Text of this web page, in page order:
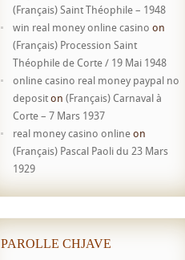
(Français) Saint Théophile – 1948
win real money online casino on
(Français) Procession Saint
Théophile de Corte / 19 Mai 1948
online casino real money paypal no
depositon (Français) Carnaval à
Corte – 7 Mars 1937
real money casino onlineon
(Français) Pascal Paoli du 23 Mars
1929
PAROLLE CHJAVE